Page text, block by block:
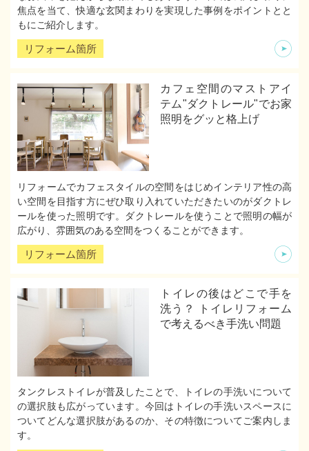
焦点を当て、快適な玄関まわりを実現した事例をポイントとと
もにご紹介します。
リフォーム箇所
カフェ空間のマストアイ
テム"ダクトレール"でお家
照明をグッと格上げ
リフォームでカフェスタイルの空間をはじめインテリア性の高
い空間を目指す方にぜひ取り入れていただきたいのがダクトレ
ールを使った照明です。ダクトレールを使うことで照明の幅が
広がり、雰囲気のある空間をつくることができます。
リフォーム箇所
トイレの後はどこで手を
洗う？ トイレリフォーム
で考えるべき手洗い問題
タンクレストイレが普及したことで、トイレの手洗いについて
の選択肢も広がっています。今回はトイレの手洗いスペースに
ついてどんな選択肢があるのか、その特徴についてご案内しま
す。